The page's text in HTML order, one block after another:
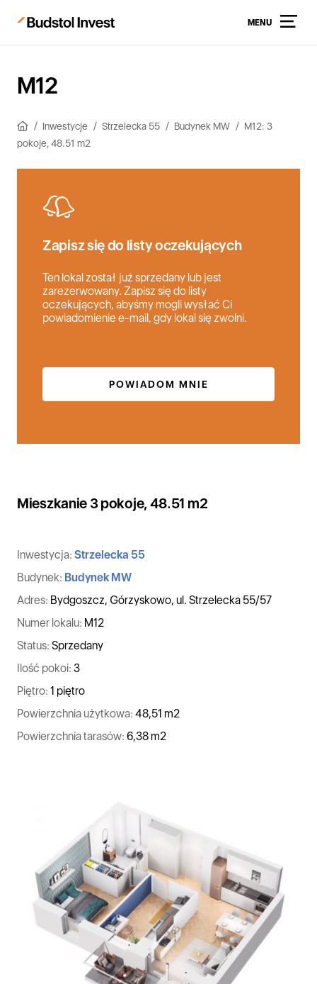
MENU
M12
Inwestycje Strzelecka 55 Budynek MW
M12: 3
pokoje, 48.51 m2
Zapisz się do listy oczekujących
Ten lokal został już sprzedany lub jest
zarezerwowany. Zapisz się do listy
oczekujących, abyśmy mogli wysłać Ci
powiadomienie e-mail, gdy lokal się zwolni.
POWIADOM MNIE
Mieszkanie 3 pokoje, 48.51 m2
Inwestycja: Strzelecka 55
Budynek: Budynek MW
Adres: Bydgoszcz, Górzyskowo, ul. Strzelecka 55/57
Numer lokalu: M12
Status: Sprzedany
Ilość pokoi: 3
Piętro: 1 piętro
Powierzchnia użytkowa: 48,51 m2
Powierzchnia tarasów: 6,38 m2